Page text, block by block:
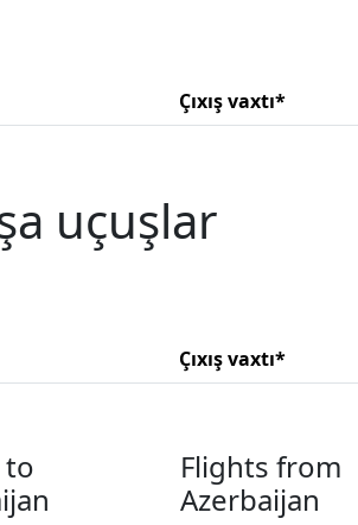
Çıxış vaxtı*
uçuşlar
Çıxış vaxtı*
to
Flights from
Azerbaijan